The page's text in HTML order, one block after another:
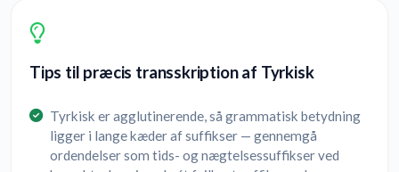
Tips til præcis transskription af Tyrkisk
Tyrkisk er agglutinerende, så grammatisk betydning
ligger i lange kæder af suffikser — gennemgå
ordendelser som tids- og nægtelsessuffikser ved